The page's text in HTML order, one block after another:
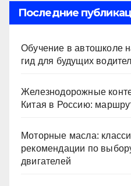
Последние
Обучение в автошколе
гид для будущих
Железнодорожные
Китая в Россию:
Моторные масла:
рекомендации по
двигателей